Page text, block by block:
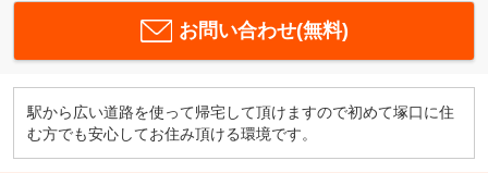
お問い合わせ(無料)
駅から広い道路を使って帰宅して頂けますので初めて塚口に住
む方でも安心してお住み頂ける環境です。